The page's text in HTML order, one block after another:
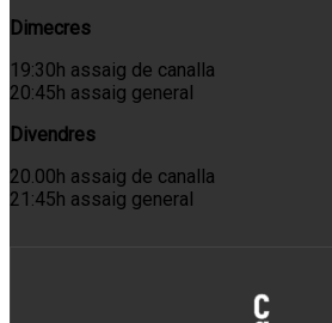
Dimecres
19:30h assaig de canalla
20:45h assaig general
Divendres
20.00h assaig de canalla
21:45h assaig general